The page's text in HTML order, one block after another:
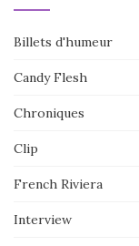
Billets d'humeur
Candy Flesh
Chroniques
Clip
French Riviera
Interview